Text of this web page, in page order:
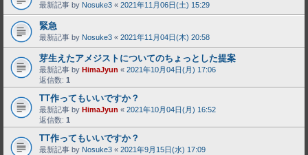
最新記事 by Nosuke3 « 2021年11月06日(土) 15:29
緊急
最新記事 by Nosuke3 « 2021年11月04日(木) 20:58
芽生えたアメジストについてのちょっとした提案
最新記事 by HimaJyun « 2021年10月04日(月) 17:06
返信数: 1
TT作ってもいいですか？
最新記事 by HimaJyun « 2021年10月04日(月) 16:52
返信数: 1
TT作ってもいいですか？
最新記事 by Nosuke3 « 2021年9月15日(水) 17:09